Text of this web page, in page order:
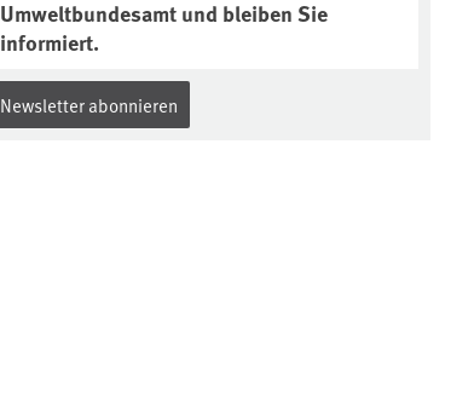
Umweltbundesamt und bleiben Sie
informiert.
Newsletter abonnieren